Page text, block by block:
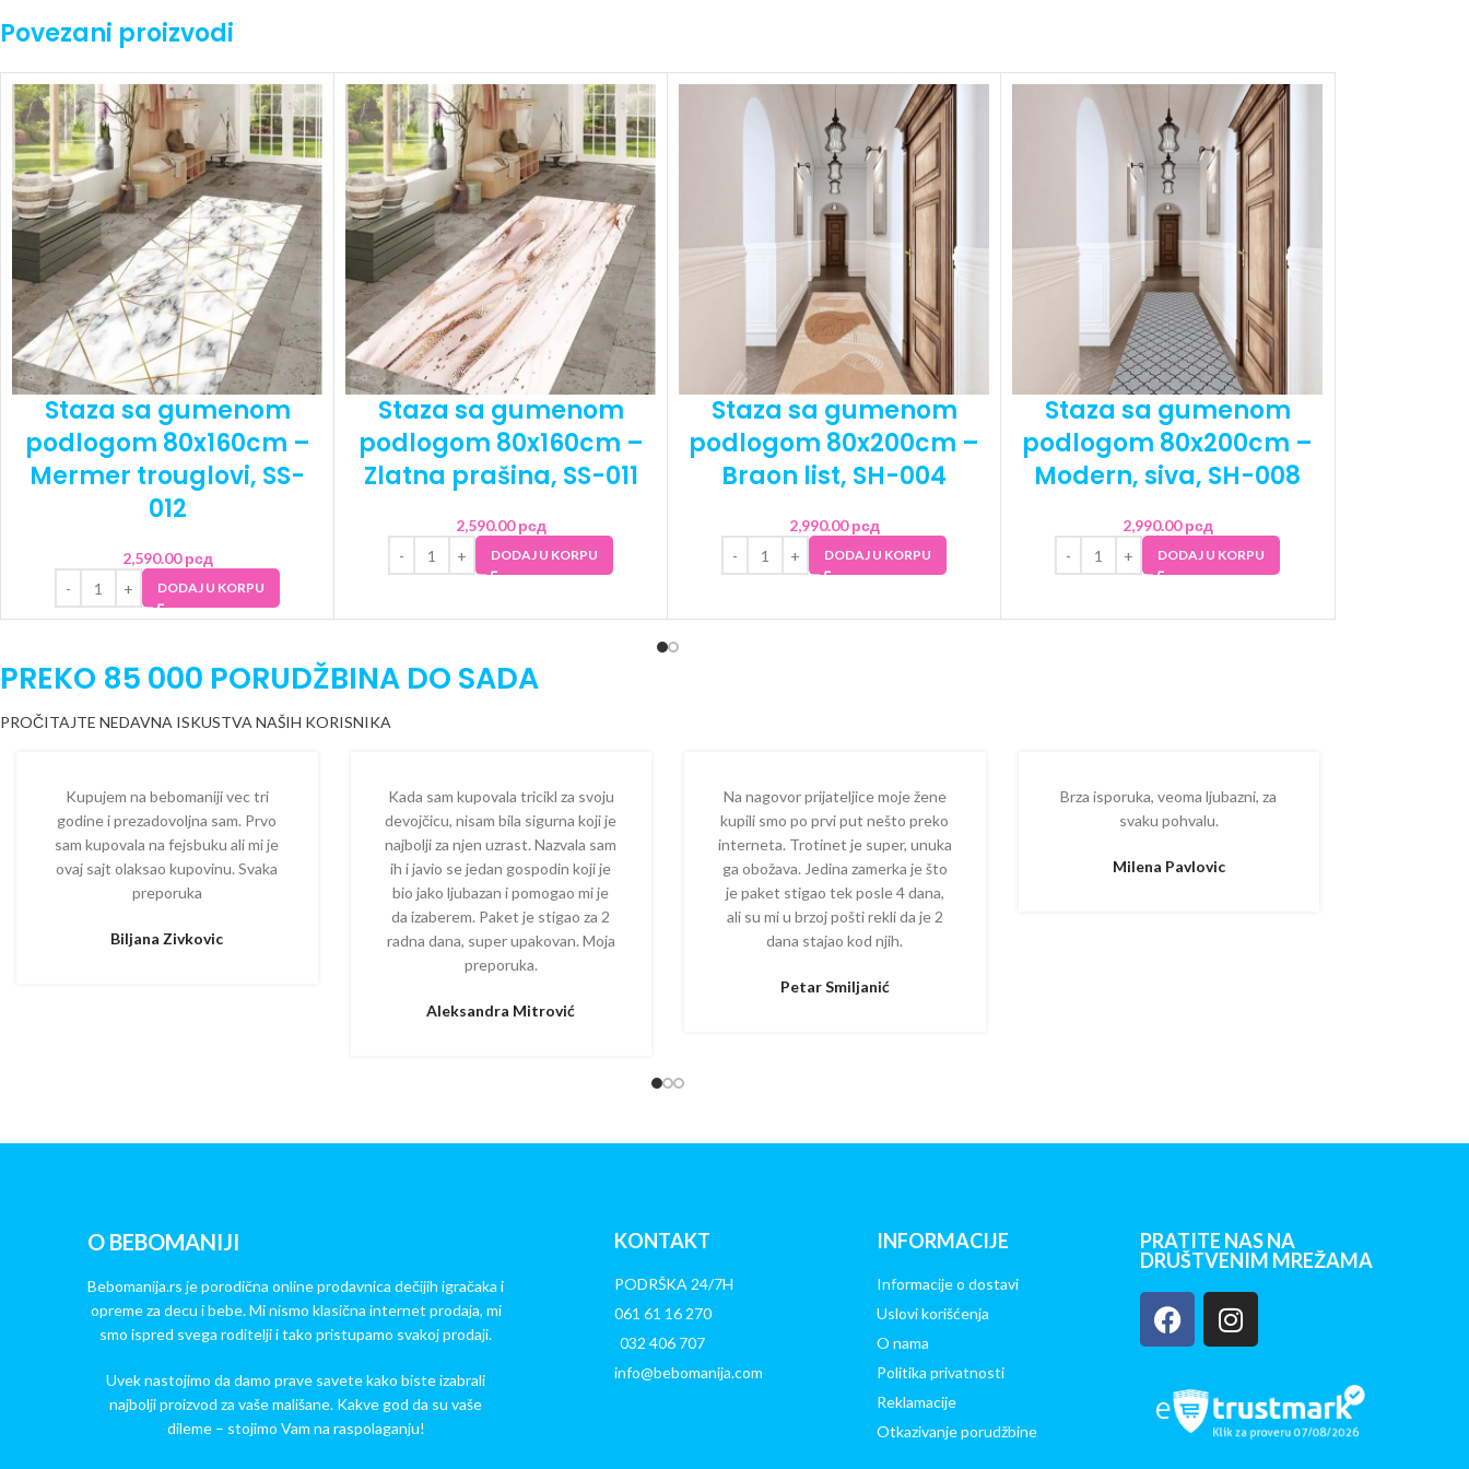
Povezani proizvodi
Staza sa gumenom
podlogom 80x160cm –
Mermer trouglovi, SS-
012
2,590.00рсд
DODAJ U KORPU
Staza sa gumenom
podlogom 80x160cm –
Zlatna prašina, SS-011
2,590.00рсд
DODAJ U KORPU
Staza sa gumenom
podlogom 80x200cm –
Braon list, SH-004
2,990.00рсд
DODAJ U KORPU
Staza sa gumenom
podlogom 80x200cm –
Modern, siva, SH-008
2,990.00рсд
DODAJ U KORPU
PREKO 85 000 PORUDŽBINA DO SADA
PROČITAJTE NEDAVNA ISKUSTVA NAŠIH KORISNIKA
Kupujem na bebomaniji vec tri
godine i prezadovoljna sam. Prvo
sam kupovala na fejsbuku ali mi je
ovaj sajt olaksao kupovinu. Svaka
preporuka
Biljana Zivkovic
Kada sam kupovala tricikl za svoju
devojčicu, nisam bila sigurna koji je
najbolji za njen uzrast. Nazvala sam
ih i javio se jedan gospodin koji je
bio jako ljubazan i pomogao mi je
da izaberem. Paket je stigao za 2
radna dana, super upakovan. Moja
preporuka.
Aleksandra Mitrović
Na nagovor prijateljice moje žene
kupili smo po prvi put nešto preko
interneta. Trotinet je super, unuka
ga obožava. Jedina zamerka je što
je paket stigao tek posle 4 dana,
ali su mi u brzoj pošti rekli da je 2
dana stajao kod njih.
Petar Smiljanić
Brza isporuka, veoma ljubazni, za
svaku pohvalu.
Milena Pavlovic
O BEBOMANIJI
Bebomanija.rs je porodična online prodavnica dečijih igračaka i
opreme za decu i bebe. Mi nismo klasična internet prodaja, mi
smo ispred svega roditelji i tako pristupamo svakoj prodaji.
Uvek nastojimo da damo prave savete kako biste izabrali
najbolji proizvod za vaše mališane. Kakve god da su vaše
dileme – stojimo Vam na raspolaganju!
KONTAKT
PODRŠKA 24/7H
061 61 16 270
032 406 707
info@bebomanija.com
INFORMACIJE
Informacije o dostavi
Uslovi korišćenja
O nama
Politika privatnosti
Reklamacije
Otkazivanje porudžbine
PRATITE NAS NA
DRUŠTVENIM MREŽAMA